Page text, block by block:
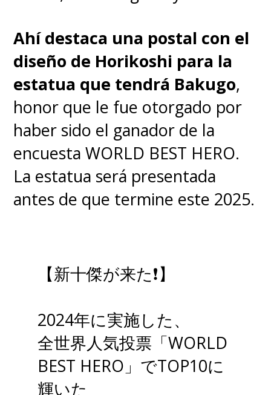
acá
https://t.co/w5r4J8kt4L
pic.twitter.com/zVZqNPGQ7U
— SuperGeek (@supergeekcl) September 13, 2023
Ahí destaca una postal con el
diseño de Horikoshi para la
estatua que tendrá Bakugo,
honor que le fue otorgado por
haber sido el ganador de la
encuesta WORLD BEST HERO.
La estatua será presentada
antes de que termine este 2025.
【新十傑が来た❗】
2024年に実施した、
全世界人気投票「WORLD
BEST HERO」でTOP10に
輝いた